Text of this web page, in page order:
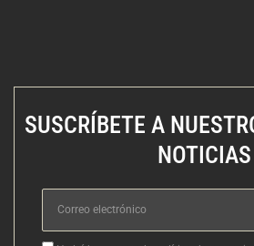
SUSCRÍBETE A
NOTICIAS
Correo
electrónico